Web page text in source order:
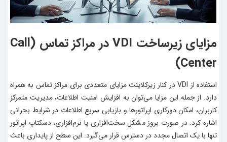
مزایای زیرساخت VDI در مراکز تماس (Call
Center)
استفاده از VDI در کنار زیرکلاینت مزایای متعددی برای مراکز تماس به همراه
دارد. از جمله این مزایا می‌توان به افزایش امنیت اطلاعات، مدیریت متمرکز
کاربران، امکان دورکاری اپراتورها و بازیابی سریع اطلاعات در شرایط بحرانی
اشاره کرد. در صورت بروز مشکل سخت‌افزاری یا نرم‌افزاری، دسکتاپ اپراتور
تنها با یک اتصال مجدد در دسترس قرار می‌گیرد. این سطح از پایداری باعث